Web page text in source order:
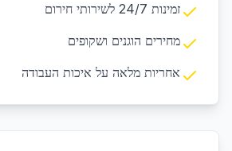
זמינות 24/7 לשירותי חירום
מחירים הוגנים ושקופים
אחריות מלאה על איכות העבודה